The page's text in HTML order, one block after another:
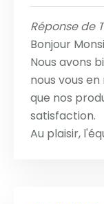
Réponse de
Bonjour
Nous avons
nous vous
que nos
satisfaction.
Au plaisir,